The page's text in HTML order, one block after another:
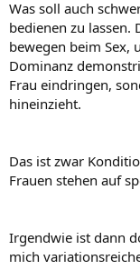
Was soll auch
bedienen zu lassen.
bewegen beim Sex,
Dominanz
Frau eindringen,
hineinzieht.
Das ist zwar
Frauen stehen auf
Irgendwie ist dann
mich